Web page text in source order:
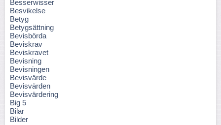
Besserwisser
Besvikelse
Betyg
Betygsättning
Bevisbörda
Beviskrav
Beviskravet
Bevisning
Bevisningen
Bevisvärde
Bevisvärden
Bevisvärdering
Big 5
Bilar
Bilder